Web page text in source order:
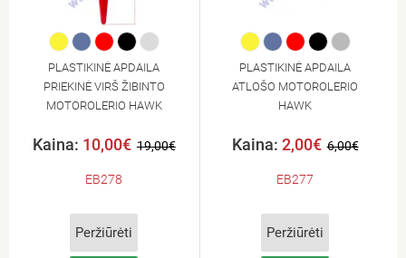
PLASTIKINĖ APDAILA
PRIEKINĖ VIRŠ ŽIBINTO
MOTOROLERIO HAWK
Kaina: 10,00€ 19,00€
EB278
Peržiūrėti
PLASTIKINĖ APDAILA
ATLOŠO MOTOROLERIO
HAWK
Kaina: 2,00€ 6,00€
EB277
Peržiūrėti